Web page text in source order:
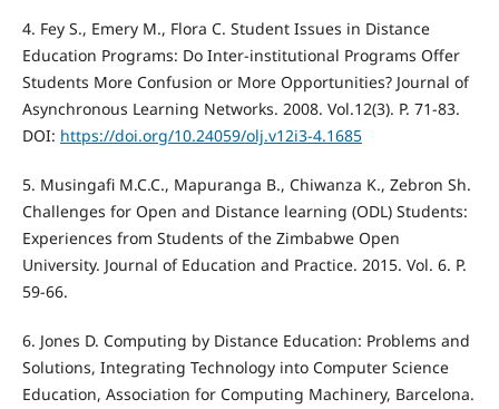
4. Fey S., Emery M., Flora C. Student Issues in Distance
Education Programs: Do Inter-institutional Programs Offer
Students More Confusion or More Opportunities? Journal of
Asynchronous Learning Networks. 2008. Vol.12(3). P. 71-83.
DOI: https://doi.org/10.24059/olj.v12i3-4.1685
5. Musingafi M.C.C., Mapuranga B., Chiwanza K., Zebron Sh.
Challenges for Open and Distance learning (ODL) Students:
Experiences from Students of the Zimbabwe Open
University. Journal of Education and Practice. 2015. Vol. 6. P.
59-66.
6. Jones D. Computing by Distance Education: Problems and
Solutions, Integrating Technology into Computer Science
Education, Association for Computing Machinery, Barcelona.